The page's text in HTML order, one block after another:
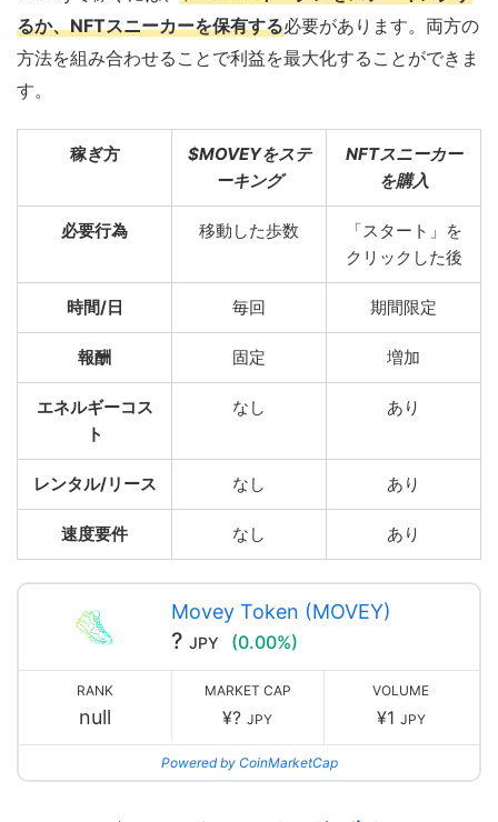
るか、NFTスニーカーを保有する必要があります。両方の
方法を組み合わせることで利益を最大化することができま
す。
稼ぎ方
$MOVEYをステ
ーキング
NFTスニーカー
を購入
必要行為 移動した歩数
「スタート」を
クリックした後
時間/日 毎回 期間限定
報酬 固定 増加
エネルギーコス
ト
なし あり
レンタル/リース なし あり
速度要件 なし あり
Movey Token (MOVEY)
? JPY (0.00%)
RANK
null
MARKET CAP
¥?JPY
VOLUME
¥1 JPY
Powered by CoinMarketCap